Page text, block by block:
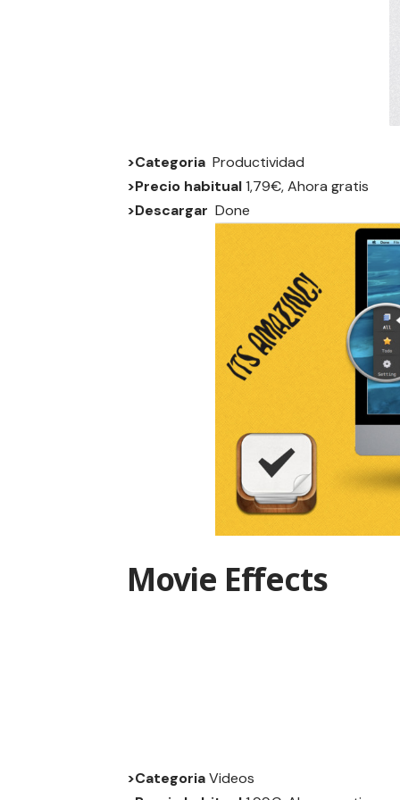
>Categoria Productividad
>Precio habitual1,79€, Ahora gratis
>Descargar Done
Movie Effects
>CategoriaVideos